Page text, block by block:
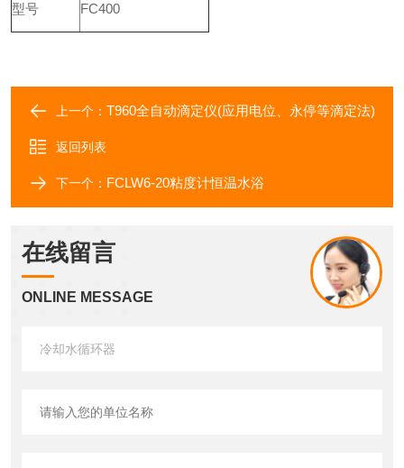
型号 FC400
上一个： T960全自动滴定仪(应用电位、永停等滴定法)
返回列表
下一个： FCLW6-20粘度计恒温水浴
在线留言
ONLINE MESSAGE